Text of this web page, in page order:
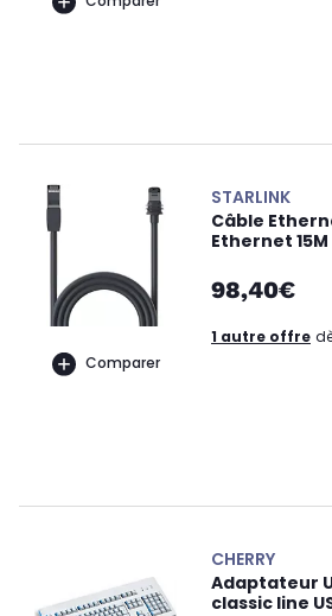
Comparer
STARLINK
Câble
Ethernet 15M
98,40€
1 autre offre
CHERRY
Adaptateur
classic line